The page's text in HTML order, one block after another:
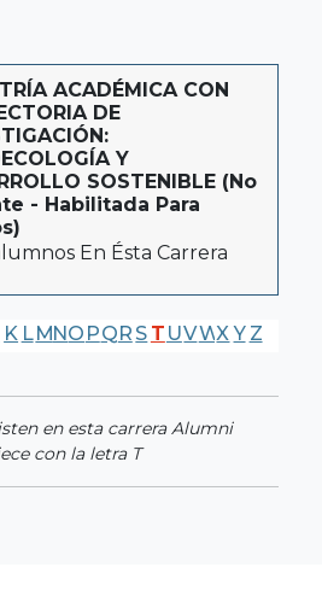
ACADÉMICA CON
DE
Y
SOSTENIBLE (No
- Habilitada Para
En Ésta Carrera
K LMNO PQR S T UVWX Y Z
en esta carrera Alumni
con la letra T